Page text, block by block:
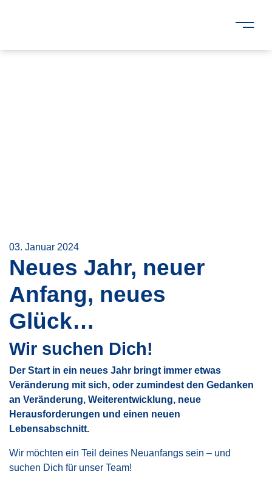
03. Januar 2024
Neues Jahr, neuer
Anfang, neues
Glück…
Wir suchen Dich!
Der Start in ein neues Jahr bringt immer etwas
Veränderung mit sich, oder zumindest den Gedanken
an Veränderung, Weiterentwicklung, neue
Herausforderungen und einen neuen
Lebensabschnitt.
Wir möchten ein Teil deines Neuanfangs sein – und
suchen Dich für unser Team!